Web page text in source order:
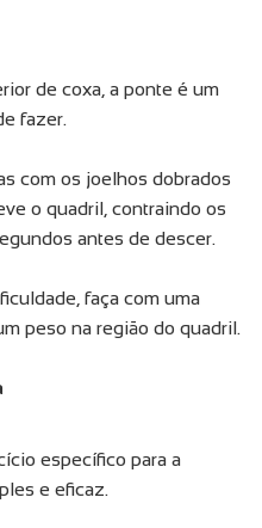
de coxa, a ponte é um
fazer.
com os joelhos dobrados
o quadril, contraindo os
antes de descer.
faça com uma
peso na região do quadril.
específico para a
e eficaz.